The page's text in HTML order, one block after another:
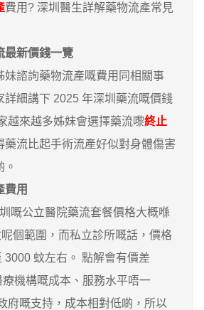
費用? 深圳醫生詳解藥物流產常見
最新價錢一覽
諮詢藥物流產嘅費用同相關事
詳細講下 2025 年深圳藥流嘅價錢
越來越多姊妹會選擇藥流嚟終止
藥流比起手術流產好似對身體傷害
費用
公立醫院藥流套餐價格大概喺
個範圍，而私立診所嘅話，價格
3000 蚊左右。 點解會有價差
機構嘅成本、服務水平唔一
府嘅支持，成本相對低啲，所以